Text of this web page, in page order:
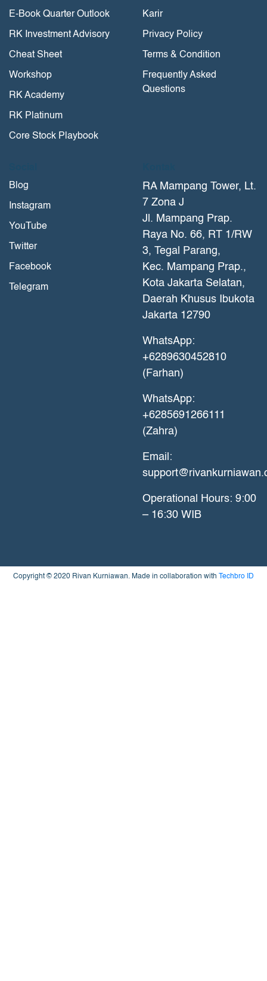
E-Book Quarter Outlook
RK Investment Advisory
Cheat Sheet
Workshop
RK Academy
RK Platinum
Core Stock Playbook
Karir
Privacy Policy
Terms & Condition
Frequently Asked
Questions
Blog
Instagram
YouTube
Twitter
Facebook
Telegram
RA Mampang Tower, Lt.
7 Zona J
Jl. Mampang Prap.
Raya No. 66, RT 1/RW
3, Tegal Parang,
Kec. Mampang Prap.,
Kota Jakarta Selatan,
Daerah Khusus Ibukota
Jakarta 12790
WhatsApp:
+6289630452810
(Farhan)
WhatsApp:
+6285691266111
(Zahra)
Email:
Operational Hours: 9:00
– 16:30 WIB
Copyright © 2020 Rivan Kurniawan. Made in collaboration with Techbro ID